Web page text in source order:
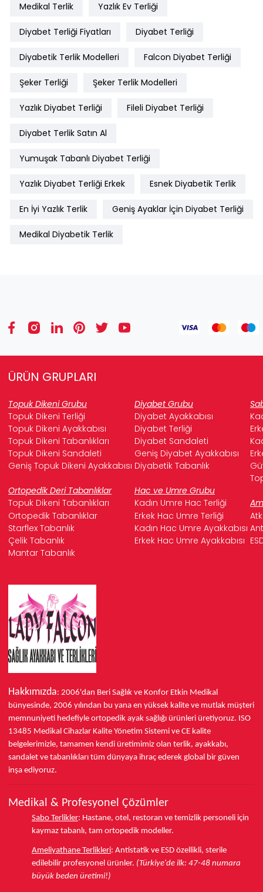
Medikal Terlik Yazlık Ev Terliği
Diyabet Terliği Fiyatları Diyabet Terliği
Diyabetik Terlik Modelleri Falcon Diyabet Terliği
Şeker Terliği Şeker Terlik Modelleri
Yazlık Diyabet Terliği Fileli Diyabet Terliği
Diyabet Terlik Satın Al
Yumuşak Tabanlı Diyabet Terliği
Yazlık Diyabet Terliği Erkek Esnek Diyabetik Terlik
En İyi Yazlık Terlik Geniş Ayaklar İçin Diyabet Terliği
Medikal Diyabetik Terlik
ÜRÜN GRUPLARI
Topuk Dikeni Grubu Diyabet Grubu
Topuk Dikeni Terliği
Diyabet Ayakkabısı
Topuk Dikeni Ayakkabısı
Diyabet Terliği
Topuk Dikeni Tabanlıkları
Diyabet Sandaleti
Topuk Dikeni Sandaleti
Geniş Diyabet Ayakkabısı
Geniş Topuk Dikeni Ayakkabısı Diyabetik Tabanlık
Ortopedik Deri Tabanlıklar
Hac ve Umre Grubu
Topuk Dikeni Tabanlıkları
Kadın Umre Hac Terliği
Ortopedik Tabanlıklar
Erkek Hac Umre Terliği
Starflex Tabanlık
Kadın Hac Umre Ayakkabısı
Çelik Tabanlık
Erkek Hac Umre Ayakkabısı
Mantar Tabanlık
Hakkımızda: 2006'dan Beri Sağlık ve Konfor Etkin Medikal
bünyesinde, 2006 yılından bu yana en yüksek kalite ve mutlak müşteri
memnuniyeti hedefiyle ortopedik ayak sağlığı ürünleri üretiyoruz. ISO
13485 Medikal Cihazlar Kalite Yönetim Sistemi ve CE kalite
belgelerimizle, tamamen kendi üretimimiz olan terlik, ayakkabı,
sandalet ve tabanlıkları tüm dünyaya ihraç ederek global bir güven
inşa ediyoruz.
Medikal & Profesyonel Çözümler
Sabo Terlikler: Hastane, otel, restoran ve temizlik personeli için
kaymaz tabanlı, tam ortopedik modeller.
Ameliyathane Terlikleri: Antistatik ve ESD özellikli, sterile
edilebilir profesyonel ürünler. (Türkiye'de ilk: 47-48 numara
büyük beden üretimi!)